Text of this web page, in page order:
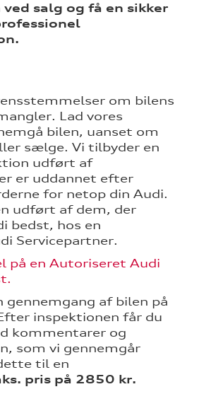
salg og få en sikker
om bilens
Lad vores
bilen, uanset om
sælge. Vi tilbyder en
udført af
er uddannet efter
for netop din Audi.
udført af dem, der
bedst, hos en
Servicepartner.
på en Autoriseret Audi
gennemgang af bilen på
inspektionen får du
kommentarer og
som vi gennemgår
til en
pris på 2850 kr.